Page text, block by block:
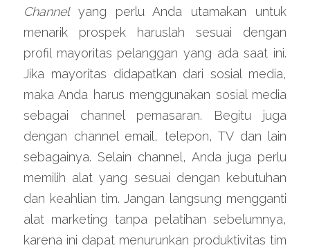
Channel yang perlu Anda utamakan untuk
menarik prospek haruslah sesuai dengan
profil mayoritas pelanggan yang ada saat ini.
Jika mayoritas didapatkan dari sosial media,
maka Anda harus menggunakan sosial media
sebagai channel pemasaran. Begitu juga
dengan channel email, telepon, TV dan lain
sebagainya. Selain channel, Anda juga perlu
memilih alat yang sesuai dengan kebutuhan
dan keahlian tim. Jangan langsung mengganti
alat marketing tanpa pelatihan sebelumnya,
karena ini dapat menurunkan produktivitas tim